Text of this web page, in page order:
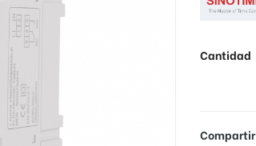
Cantidad
Compartir